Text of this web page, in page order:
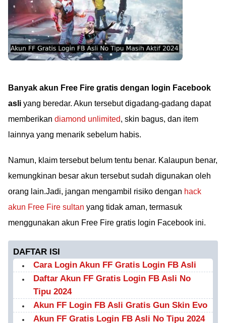
Banyak akun Free Fire gratis dengan login Facebook
asli yang beredar. Akun tersebut digadang-gadang dapat
memberikan diamond unlimited, skin bagus, dan item
lainnya yang menarik sebelum habis.
Namun, klaim tersebut belum tentu benar. Kalaupun benar,
kemungkinan besar akun tersebut sudah digunakan oleh
orang lain.Jadi, jangan mengambil risiko dengan hack
akun Free Fire sultan yang tidak aman, termasuk
menggunakan akun Free Fire gratis login Facebook ini.
DAFTAR ISI
Cara Login Akun FF Gratis Login FB Asli
Daftar Akun FF Gratis Login FB Asli No
Tipu 2024
Akun FF Login FB Asli Gratis Gun Skin Evo
Akun FF Gratis Login FB Asli No Tipu 2024